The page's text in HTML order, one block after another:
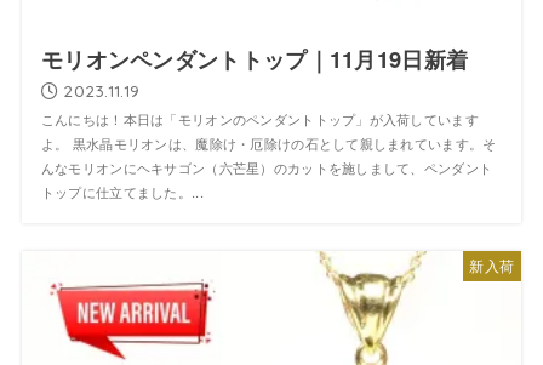
モリオンペンダントトップ｜11月19日新着
2023.11.19
こんにちは！本日は「モリオンのペンダントトップ」が入荷しています
よ。 黒水晶モリオンは、魔除け・厄除けの石として親しまれています。そ
んなモリオンにヘキサゴン（六芒星）のカットを施しまして、ペンダント
トップに仕立てました。...
新入荷